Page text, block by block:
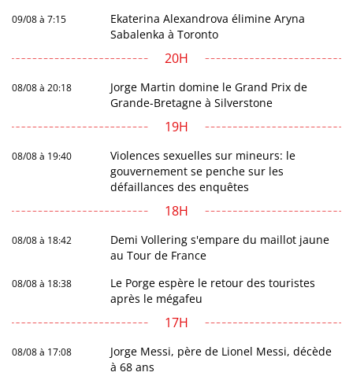
09/08 à 7:15
Ekaterina Alexandrova élimine Aryna
Sabalenka à Toronto
20H
08/08 à 20:18
Jorge Martin domine le Grand Prix de
Grande-Bretagne à Silverstone
19H
08/08 à 19:40
Violences sexuelles sur mineurs: le
gouvernement se penche sur les
défaillances des enquêtes
18H
08/08 à 18:42
Demi Vollering s'empare du maillot jaune
au Tour de France
08/08 à 18:38
Le Porge espère le retour des touristes
après le mégafeu
17H
08/08 à 17:08
Jorge Messi, père de Lionel Messi, décède
à 68 ans